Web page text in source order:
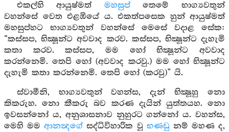
එකල්හි ආයුෂ්මත් මහසුප්තෙමේ භාග්‍යවතුන්
වහන්සේ වෙත එළඹියේ ය. එකත්පසෙක හුන් ආයුෂ්මත්
මහසුප්හට භාග්‍යවතුන් වහන්සේ මෙසේ වදාළ සේක:
“කස්සප, භික්‍ෂූන්ට අවවාද කරව. කස්සප, භික්‍ෂූන්ට දැහැමි
කතා කරව. කස්සප, මම හෝ භික්‍ෂූන්ට අවවාද
කරන්නෙමි. තෙපි හෝ (අවවාද කරවු.) මම හෝ භික්‍ෂූන්ට
දැහැමි කතා කරන්නෙමි. තෙපි හෝ (කරවු)” යි.
ස්වාමීනි, භාග්‍යවතුන් වහන්ස, දැන් භික්‍ෂූහු නො
කිකරුහ. නො කීකරු බව කරණ දැයින් යුත්තයහ. නො
ඉවසන්නෝ ය, අනුශාසනාව නුහුරට ගන්නෝ ය. වහන්ස,
මෙහි මමආනන්‍දගේසද්ධිවිහාරික වූ භණඩු නම් මහණ ද,